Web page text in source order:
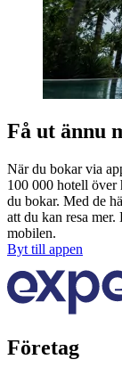
Få ut ännu
När du bokar via
100 000 hotell över
du bokar. Med de
att du kan resa
mobilen.
Byt till appen
Företag